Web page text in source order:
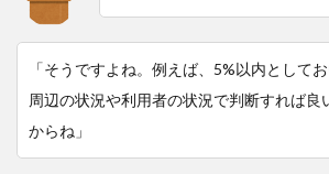
「そうですよね。例えば、5%以内としてお
周辺の状況や利用者の状況で判断すれば良
からね」